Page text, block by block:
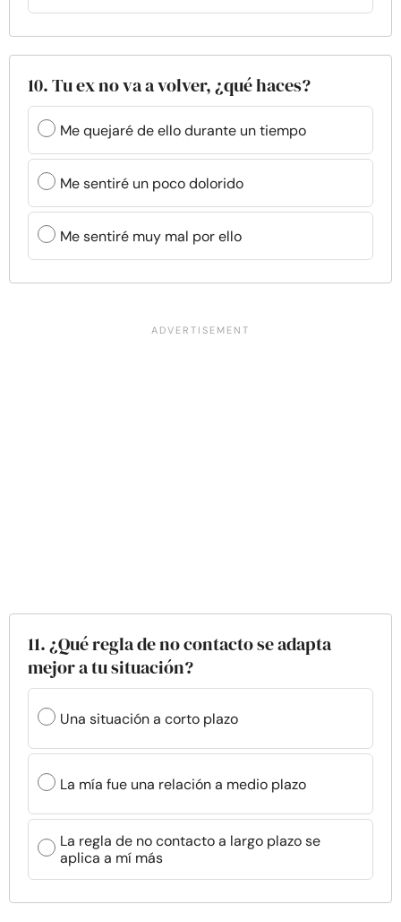
10. Tu ex no va a volver, ¿qué haces?
Me quejaré de ello durante un tiempo
Me sentiré un poco dolorido
Me sentiré muy mal por ello
11. ¿Qué regla de no contacto se adapta
mejor a tu situación?
Una situación a corto plazo
La mía fue una relación a medio plazo
La regla de no contacto a largo plazo se
aplica a mí más